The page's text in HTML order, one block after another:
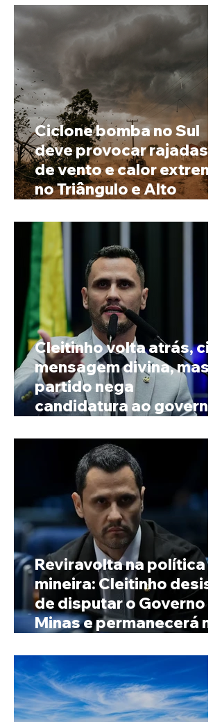
prenome
Ciclone bomba no Sul
deve provocar rajadas
de vento e calor extremo
no Triângulo e Alto
Cleitinho volta atrás, cita
mensagem divina, mas
partido nega
candidatura ao governo
Reviravolta na política
mineira: Cleitinho desiste
de disputar o Governo de
Minas e permanecerá no